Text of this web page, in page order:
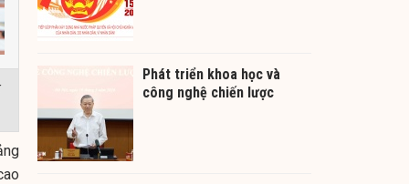
Phát triển khoa học và
công nghệ chiến lược